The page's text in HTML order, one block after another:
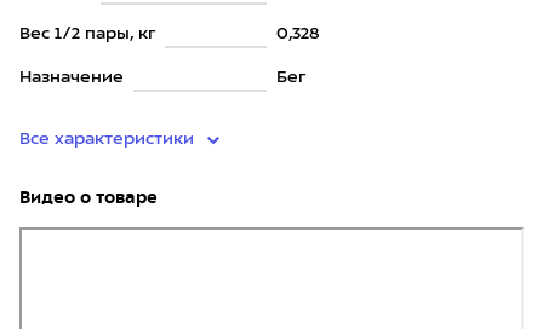
Вес 1/2 пары, кг 0,328
Назначение Бег
Все характеристики
Видео о товаре